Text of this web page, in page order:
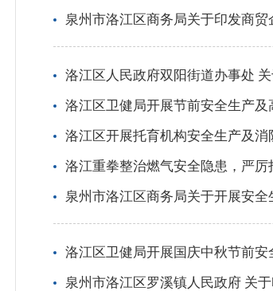
泉州市洛江区商务局关于印发商
洛江区人民政府双阳街道办事处
洛江区卫健局开展节前安全生产
洛江区开展托育机构安全生产及消
洛江重拳整治燃气安全隐患，严
泉州市洛江区商务局关于开展安
洛江区卫健局开展国庆中秋节前
泉州市洛江区罗溪镇人民政府 关